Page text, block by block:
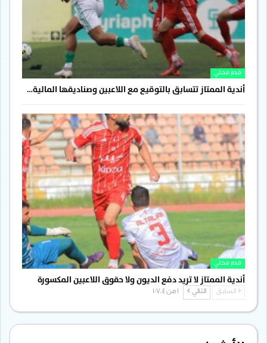
قدم محلي
أندية الممتاز تتسابق بالتوقيع مع اللاعبين وصناديقها المالية…
قدم محلي
أندية الممتاز لا تريد دفع الديون ولا حقوق اللاعبين المكسورة
السابق التالي